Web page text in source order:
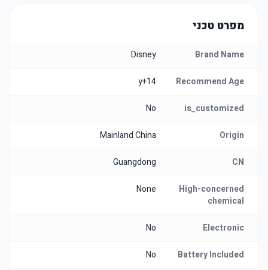
מפרט טכני
Brand Name
Disney
Recommend Age
14+y
is_customized
No
Origin
Mainland China
CN
Guangdong
High-concerned
chemical
None
Electronic
No
Battery Included
No